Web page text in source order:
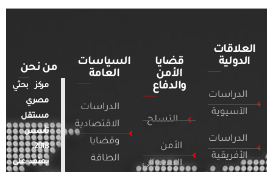
العلاقات
الدولية
الدراسات
الآسيوية
الدراسات
الأفريقية
قضايا
الأمن
والدفاع
التسلح
الأمن
السيبراني
السياسات
العامة
الدراسات
الاقتصادية
وقضايا
الطاقة
من نحن
مركز بحثي
مصري
مستقل
تأسس
2018.
يعتمد على